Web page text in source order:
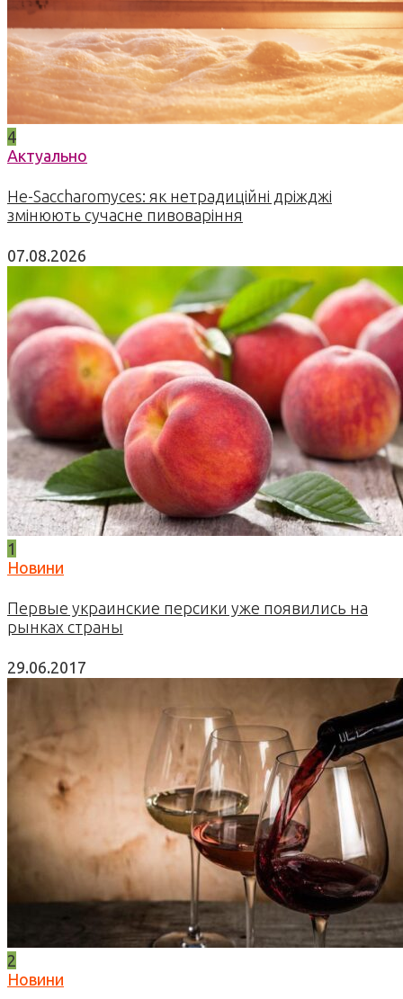
4
Актуально
Не-Saccharomyces: як нетрадиційні дріжджі
змінюють сучасне пивоваріння
07.08.2026
1
Новини
Первые украинские персики уже появились на
рынках страны
29.06.2017
2
Новини